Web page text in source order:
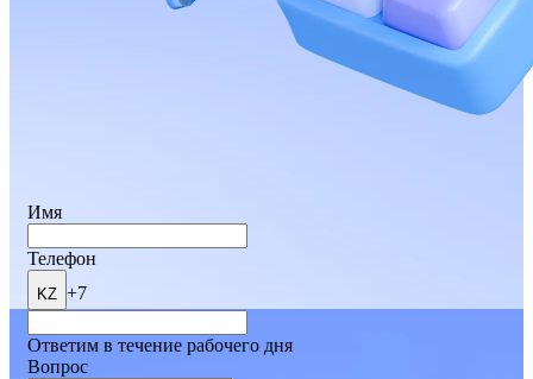
Имя
Телефон
KZ +7
Ответим в течение рабочего дня
Вопрос